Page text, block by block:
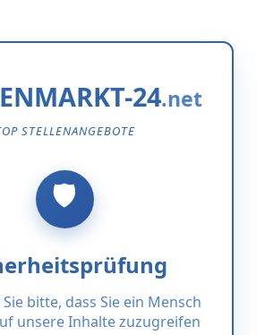
24
STELLENANGEBOTE
bitte, dass Sie ein Mensch
unsere Inhalte zuzugreifen